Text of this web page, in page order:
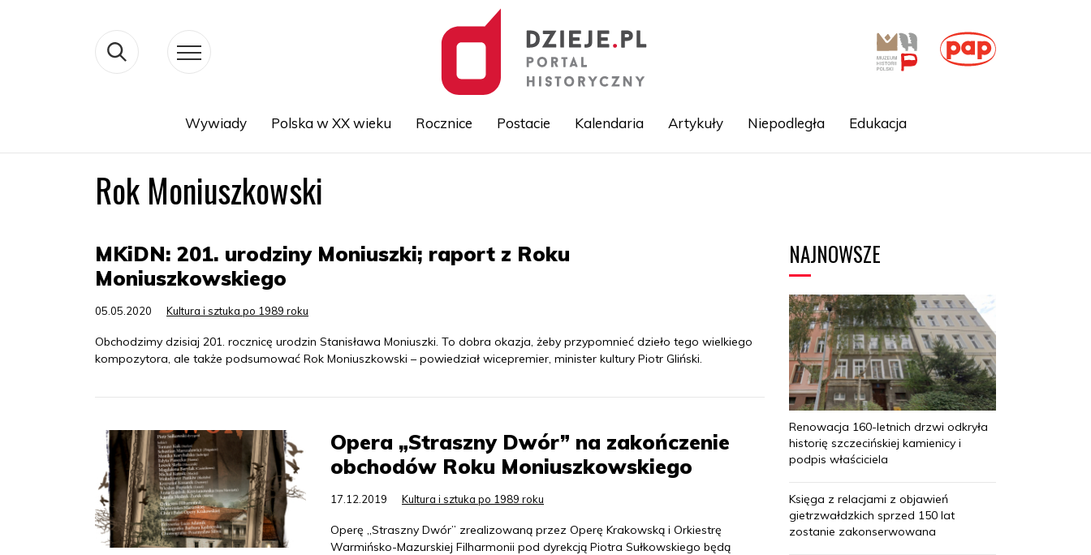
Wywiady Polska w XX wieku Rocznice Postacie Kalendaria Artykuły Niepodległa Edukacja
Rok Moniuszkowski
MKiDN: 201. urodziny Moniuszki; raport z Roku
Moniuszkowskiego
05.05.2020 Kultura i sztuka po 1989 roku
Obchodzimy dzisiaj 201. rocznicę urodzin Stanisława Moniuszki. To dobra okazja, żeby przypomnieć dzieło tego wielkiego
kompozytora, ale także podsumować Rok Moniuszkowski – powiedział wicepremier, minister kultury Piotr Gliński.
Opera „Straszny Dwór” na zakończenie
obchodów Roku Moniuszkowskiego
17.12.2019 Kultura i sztuka po 1989 roku
Operę „Straszny Dwór” zrealizowaną przez Operę Krakowską i Orkiestrę
Warmińsko-Mazurskiej Filharmonii pod dyrekcją Piotra Sułkowskiego będą
NAJNOWSZE
Renowacja 160-letnich drzwi odkryła
historię szczecińskiej kamienicy i
podpis właściciela
Księga z relacjami z objawień
gietrzwałdzkich sprzed 150 lat
zostanie zakonserwowana